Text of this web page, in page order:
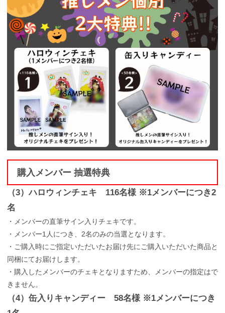
購入メンバー 抽選特典
（3）ハロウィンチェキ 116名様 ※1メンバーにつき2
名
・メンバーの直筆サイン入りチェキです。
・メンバー1人につき、2名のみの当選となります。
・ご購入時にご指定いただいたお届け先にご購入いただいた商品と
同梱にてお届けします。
・購入したメンバーのチェキとなりますため、メンバーの指定はで
きません。
（4）缶入りキャンディー 58名様 ※1メンバーにつき